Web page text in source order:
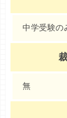
中学受験の
無